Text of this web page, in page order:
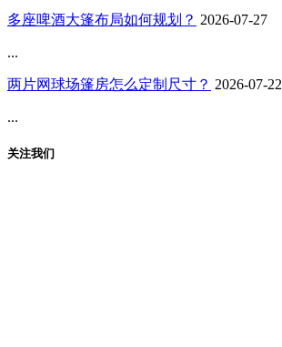
多座啤酒大篷布局如何规划？ 2026-07-27
...
两片网球场篷房怎么定制尺寸？ 2026-07-22
...
关注我们